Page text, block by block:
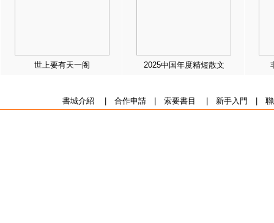
世上要有天一阁 2025中国年度精短散文
書城介紹 合作申請| 索要書目 新手入門